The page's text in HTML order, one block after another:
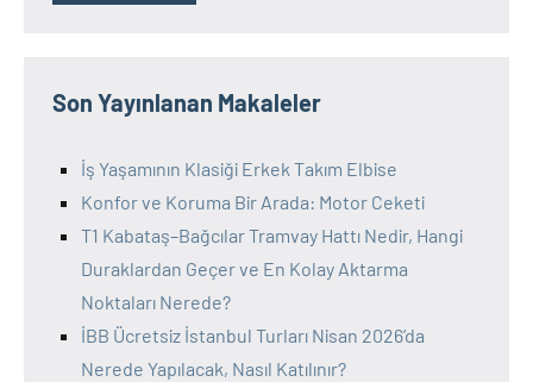
Son Yayınlanan Makaleler
İş Yaşamının Klasiği Erkek Takım Elbise
Konfor ve Koruma Bir Arada: Motor Ceketi
T1 Kabataş–Bağcılar Tramvay Hattı Nedir, Hangi
Duraklardan Geçer ve En Kolay Aktarma
Noktaları Nerede?
İBB Ücretsiz İstanbul Turları Nisan 2026’da
Nerede Yapılacak, Nasıl Katılınır?